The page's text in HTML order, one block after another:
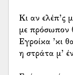
Κι αν ελέπ’ς
με πρόσωπον
Εγροίκα ’κι
η στράτα μ’